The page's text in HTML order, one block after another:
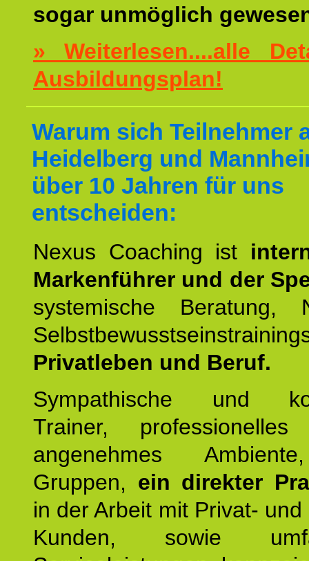
sogar unmöglich
» Weiterlesen....alle
Ausbildungsplan!
Warum sich Teilnehmer
Heidelberg und
über 10 Jahren für uns
entscheiden:
Nexus Coaching ist
Markenführer und der
systemische Beratung,
Privatleben und Beruf.
Sympathische und
Trainer, professionelles
angenehmes
Gruppen, ein direkter
in der Arbeit mit Privat-
Kunden, sowie